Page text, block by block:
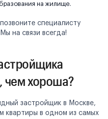
на жилище.
специалисту
на связи всегда!
чем хороша?
застройщик в Москве,
квартиры в одном из самых